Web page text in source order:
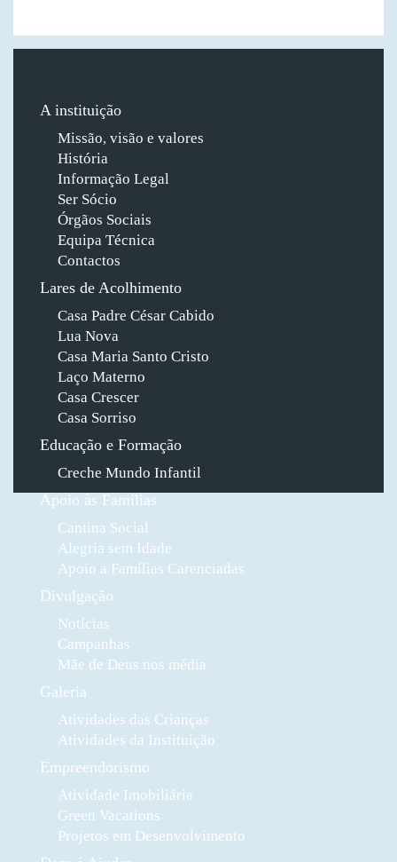
A instituição
Missão, visão e valores
História
Informação Legal
Ser Sócio
Órgãos Sociais
Equipa Técnica
Contactos
Lares de Acolhimento
Casa Padre César Cabido
Lua Nova
Casa Maria Santo Cristo
Laço Materno
Casa Crescer
Casa Sorriso
Educação e Formação
Creche Mundo Infantil
Apoio às Familias
Cantina Social
Alegria sem Idade
Apoio a Famílias Carenciadas
Divulgação
Notícias
Campanhas
Mãe de Deus nos média
Galeria
Atividades das Crianças
Atividades da Instituição
Empreendorismo
Atividade Imobiliária
Green Vacations
Projetos em Desenvolvimento